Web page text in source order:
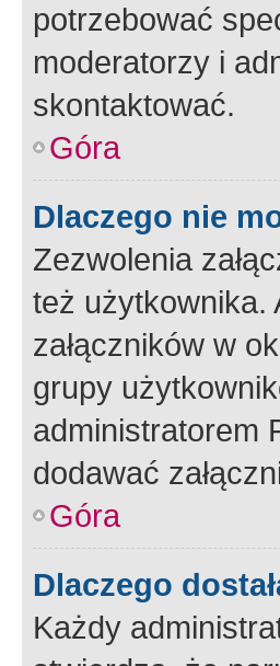
potrzebować
moderatorzy i
skontaktować.
Góra
Dlaczego nie
Zezwolenia
też użytkownika.
załączników w
grupy
administratorem
dodawać
Góra
Dlaczego
Każdy